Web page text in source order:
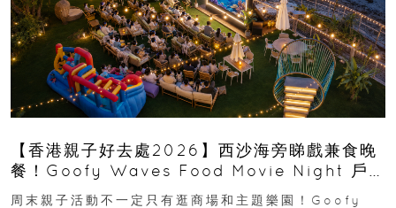
【香港親子好去處2026】西沙海旁睇戲兼食晚
餐！Goofy Waves Food Movie Night 戶
外影院逢週末登場
周末親子活動不一定只有逛商場和主題樂園！Goofy